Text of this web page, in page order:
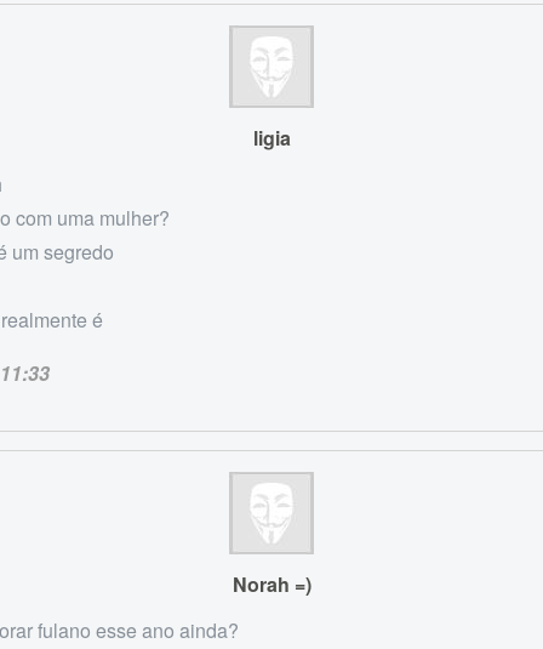
ligia
com uma mulher?
um segredo
é
11:33
Norah =)
fulano esse ano ainda?